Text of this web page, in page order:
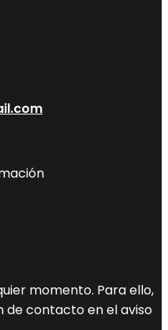
momento. Para ello,
de contacto en el aviso